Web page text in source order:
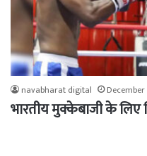
navabharat digital December
भारतीय मुक्केबाजी के लिए